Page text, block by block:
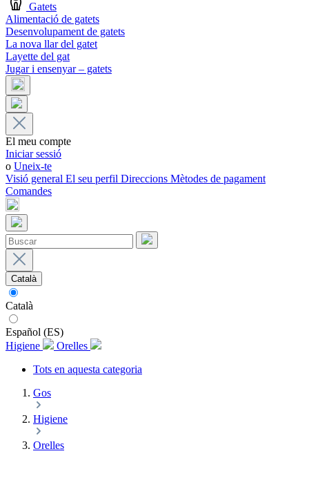
Gatets
Alimentació de gatets
Desenvolupament de gatets
La nova llar del gatet
Layette del gat
Jugar i ensenyar – gatets
El meu compte
Iniciar sessió
o Uneix-te
Visió general El seu perfil Direccions Mètodes de pagament
Comandes
Català
Català
Español (ES)
Higiene
Orelles
Tots en aquesta categoria
Gos
Higiene
Orelles